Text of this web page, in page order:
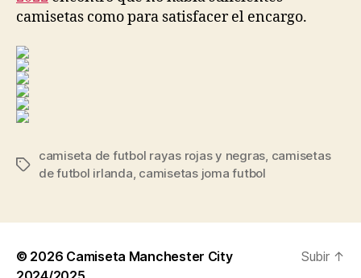
camisetas como para satisfacer el encargo.
Etiquetas
camiseta de futbol rayas rojas y negras camisetas
de futbol irlanda camisetas joma futbol
© 2026 Camiseta Manchester City
Subir ↑